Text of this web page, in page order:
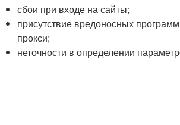
сбои при входе на сайты;
присутствие вредоносных
прокси;
неточности в определении